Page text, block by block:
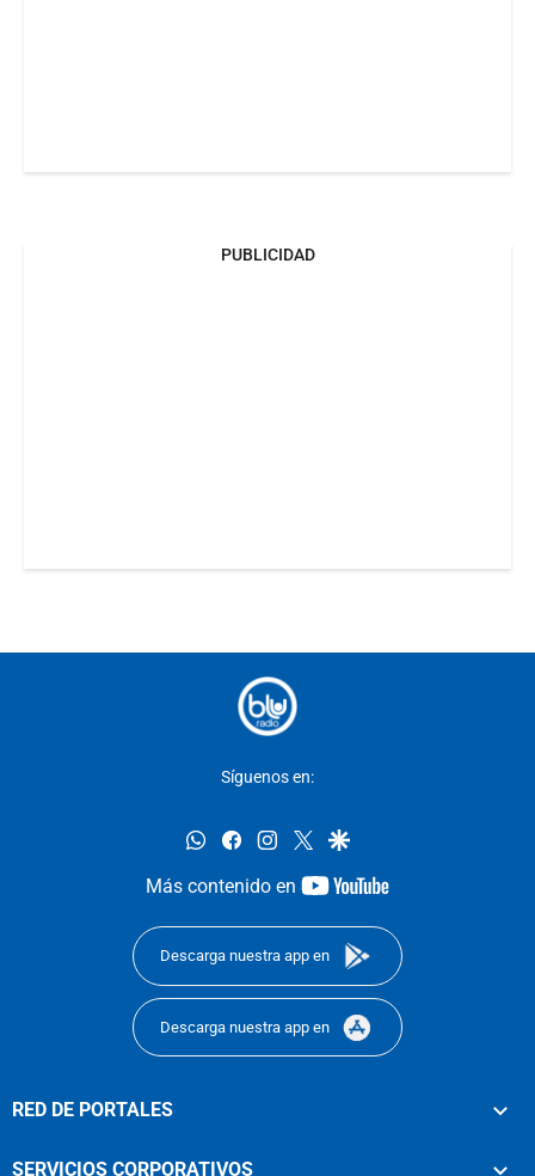
PUBLICIDAD
Síguenos en:
whatsappfacebookinstagram
twittergoogle
Más contenido en
youtube-
Descarga nuestra app en
Descarga nuestra app en
RED DE PORTALES
SERVICIOS CORPORATIVOS